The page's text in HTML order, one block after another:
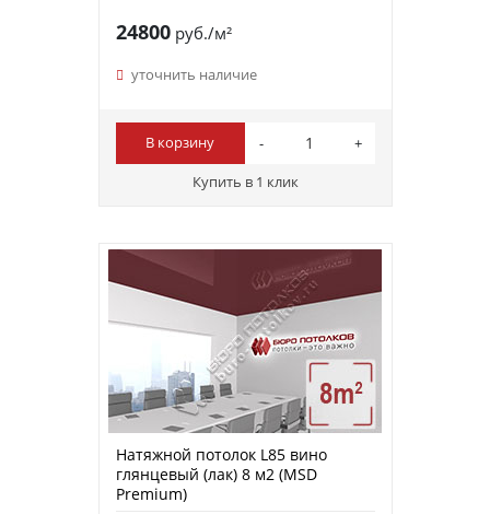
24800руб./м²
уточнить наличие
В корзину
Купить в 1 клик
Натяжной потолок L85 вино
глянцевый (лак) 8 м2 (MSD
Premium)